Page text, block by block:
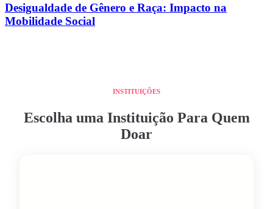
Desigualdade de Gênero e Raça: Impacto na
Mobilidade Social
INSTITUIÇÕES
Escolha uma Instituição Para Quem
Doar